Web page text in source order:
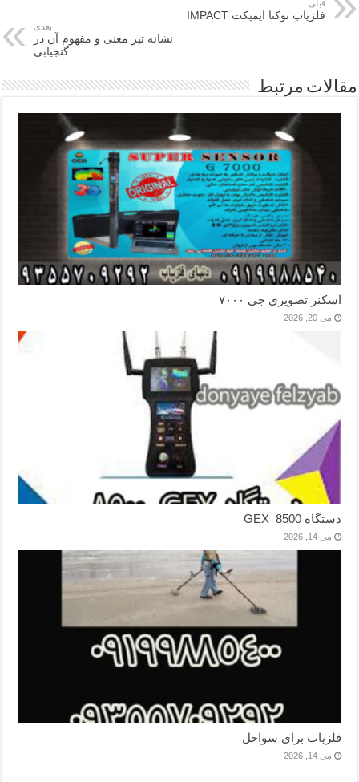
قبلی
فلزیاب نوکتا ایمپکت IMPACT
بعدی
نشانه تبر معنی و مفهوم آن در
گنجیابی
مقالات مرتبط
اسکنر تصویری جی ۷۰۰۰
می 20, 2026
دستگاه GEX_8500
می 14, 2026
فلزیاب برای سواحل
می 14, 2026